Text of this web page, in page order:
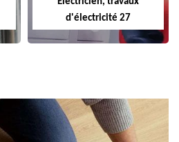
d'électricité 27